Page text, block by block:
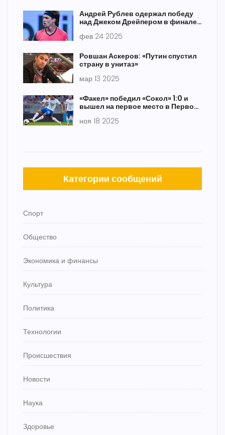
Андрей Рублев одержал победу
над Джеком Дрейпером в финале
фев 24 2025
Ровшан Аскеров: «Путин спустил
страну в унитаз»
мар 13 2025
«Факел» победил «Сокол» 1:0 и
вышел на первое место в Первой
черную полосу в Саратове
ноя 18 2025
Категории сообщений
Спорт
Общество
Экономика и финансы
Культура
Политика
Технологии
Происшествия
Новости
Наука
Здоровье